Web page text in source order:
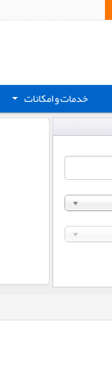
+ خدمات و امکانات